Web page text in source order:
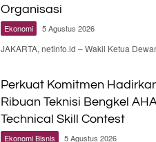
Organisasi
Ekonomi 5 Agustus 2026
JAKARTA, netinfo.id – Wakil Ketua
Perkuat Komitmen
Ribuan Teknisi Bengkel
Technical Skill Contest
Ekonomi Bisnis 5 Agustus 2026